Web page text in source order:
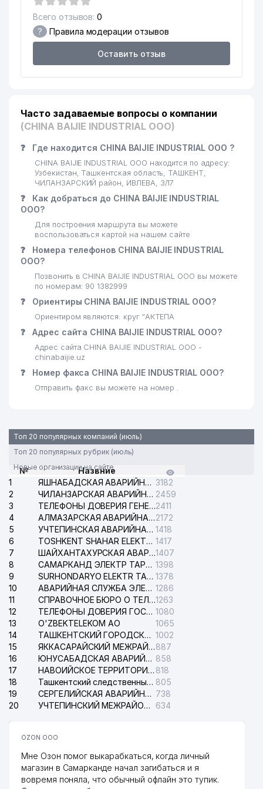
Всего отзывов: 0
? Правила модерации отзывов
Оставить отзыв
Часто задаваемые вопросы о компании
(CHINA BAIJIE INDUSTRIAL ООО)
❓ Где находится CHINA BAIJIE INDUSTRIAL ООО ?
CHINA BAIJIE INDUSTRIAL ООО находится по адресу:
Узбекистан, Ташкентская область, ТАШКЕНТ,
ЧИЛАНЗАРСКИЙ район, ИВЛЕВА, 3/17
❓
Как добраться до CHINA BAIJIE INDUSTRIAL
ООО?
Для построения маршрута вы можете
воспользоваться картой на нашем сайте
❓
Номера телефонов CHINA BAIJIE INDUSTRIAL
ООО?
Позвонить в CHINA BAIJIE INDUSTRIAL ООО вы можете
по номерам: 90 1382999
❓ Ориентиры CHINA BAIJIE INDUSTRIAL ООО?
Ориентиром являются: круг "АКТЕПА
❓ Адрес сайта CHINA BAIJIE INDUSTRIAL ООО?
Адрес сайта CHINA BAIJIE INDUSTRIAL ООО -
chinabaijie.uz
❓ Номер факса CHINA BAIJIE INDUSTRIAL ООО?
Отправить факс вы можете на номер .
Топ 20 популярных компаний (июль)
Топ 20 популярных рубрик (июль)
Новые организации на сайте
№
Назвние
1
ЯШНАБАДСКАЯ АВАРИЙНАЯ СЛУЖБА ЭЛЕКТРОСЕТИ 3182
2
ЧИЛАНЗАРСКАЯ АВАРИЙНАЯ СЛУЖБА ЭЛЕКТРОСЕТИ 2459
3
ТЕЛЕФОНЫ ДОВЕРИЯ ГЕНЕРАЛЬНОЙ ПРОКУРАТУРЫ РЕСПУБЛИКИ УЗБЕКИСТАН2411
4
АЛМАЗАРСКАЯ АВАРИЙНАЯ СЛУЖБА ЭЛЕКТРОСЕТИ2172
5
УЧТЕПИНСКАЯ АВАРИЙНАЯ СЛУЖБА ЭЛЕКТРОСЕТИ 1418
6
TOSHKENT SHAHAR ELEKTR TARMOQLARI KORXONASI АО 1417
7
ШАЙХАНТАХУРСКАЯ АВАРИЙНАЯ СЛУЖБА ЭЛЕКТРОСЕТИ1407
8
САМАРКАНД ЭЛЕКТР ТАРМОКЛАРИ АО 1398
9
SURHONDARYO ELEKTR TARMOKLARI АО 1378
10
АВАРИЙНАЯ СЛУЖБА ЭЛЕКТРОСЕТИ ТАШКЕНТСКОГО РАЙОНА 1286
11
СПРАВОЧНОЕ БЮРО О ТЕЛЕФОНАХ ОРГАНИЗАЦИЙ г. ТАШКЕНТА1263
12
ТЕЛЕФОНЫ ДОВЕРИЯ ГОСУДАРСТВЕННОГО ЦЕНТРА ТЕСТИРОВАНИЯ 1080
13
O'ZBEKTELEKOM АО
1065
14
ТАШКЕНТСКИЙ ГОРОДСКОЙ СУД ПО ГРАЖДАНСКИМ ДЕЛАМ 1002
15
ЯККАСАРАЙСКИЙ МЕЖРАЙОННЫЙ СУД ПО ГРАЖДАНСКИМ ДЕЛАМ887
16
ЮНУСАБАДСКАЯ АВАРИЙНАЯ СЛУЖБА ЭЛЕКТРОСЕТИ 858
17
НАВОИЙСКОЕ ТЕРРИТОРИАЛЬНОЕ ПРЕДПРИЯТИЕ ЭЛЕКТРОСЕТИ АО 818
18
Ташкентский следственный изолятор 805
19
СЕРГЕЛИЙСКАЯ АВАРИЙНАЯ СЛУЖБА ЭЛЕКТРОСЕТИ 738
20
УЧТЕПИНСКИЙ МЕЖРАЙОННЫЙ СУД ПО ГРАЖДАНСКИМ ДЕЛАМ 634
OZON ООО
Мне Озон помог выкарабкаться, когда личный
магазин в Самарканде начал загибаться и я
вовремя поняла, что обычный офлайн это тупик.